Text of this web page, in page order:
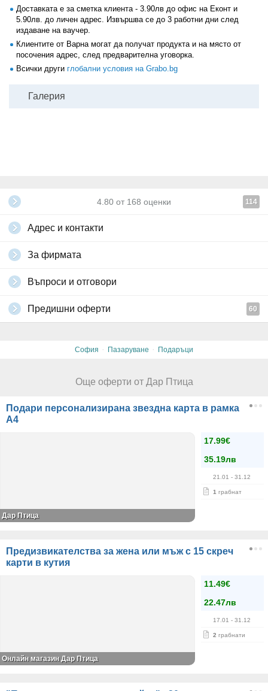
Доставката е за сметка клиента - 3.90лв до офис на Еконт и
5.90лв. до личен адрес. Извършва се до 3 работни дни след
издаване на ваучер.
Клиентите от Варна могат да получат продукта и на място от
посочения адрес, след предварителна уговорка.
Всички други глобални условия на Grabo.bg
Галерия
4.80 от 168 оценки 114
Адрес и контакти
За фирмата
Въпроси и отговори
Предишни оферти 60
София · Пазаруване · Подаръци
Още оферти от Дар Птица
Подари персонализирана звездна карта в рамка
А4
17.99€
35.19лв
21.01 - 31.12
1 грабнат
Дар Птица
Предизвикателства за жена или мъж с 15 скреч
карти в кутия
11.49€
22.47лв
17.01 - 31.12
2 грабнати
Онлайн магазин Дар Птица